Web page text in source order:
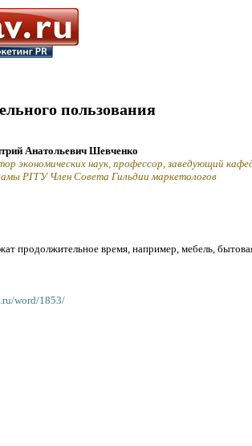
пользования
Анатольевич Шевченко
экономических наук, профессор, заведующий
РГГУ Член Совета Гильдии маркетологов
продолжительное время, например, мебель,
word/1853/